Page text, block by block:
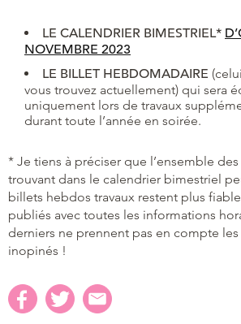
LE CALENDRIER BIMESTRIEL*
NOVEMBRE 2023
LE BILLET HEBDOMADAIRE
vous trouvez actuellement) qui sera
uniquement lors de travaux
durant toute l’année en soirée.
* Je tiens à préciser que l’ensemble
trouvant dans le calendrier bimestriel
billets hebdos travaux restent plus
publiés avec toutes les informations
derniers ne prennent pas en compte les
inopinés !